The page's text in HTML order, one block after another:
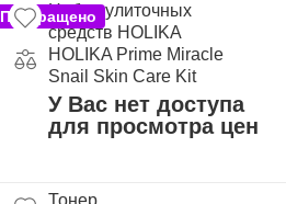
Набор улиточных
средств HOLIKA
HOLIKA Prime Miracle
Snail Skin Care Kit
У Вас нет доступа
для просмотра цен
Прекращено
Тонер